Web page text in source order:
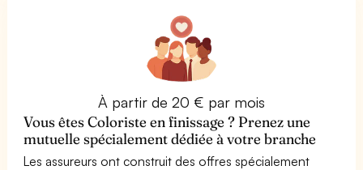
À partir de 20 € par mois
Vous êtes Coloriste en finissage ? Prenez une
mutuelle spécialement dédiée à votre branche
Les assureurs ont construit des offres spécialement